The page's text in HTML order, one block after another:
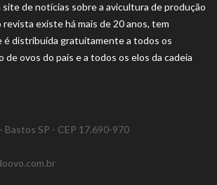
site de notícias sobre a avicultura de produção
existe há mais de 20 anos, tem
é distribuída gratuitamente a todos os
de ovos do país e a todos os elos da cadeia
Bastos SP - CEP 17.690-970